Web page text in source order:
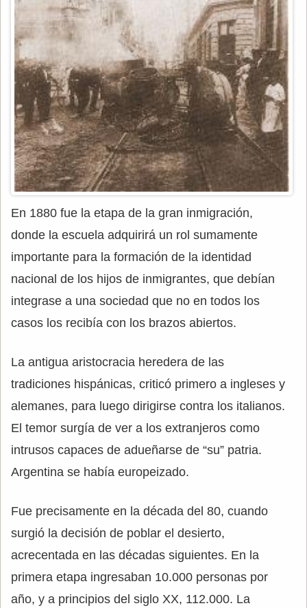
En 1880 fue la etapa de la gran inmigración,
donde la escuela adquirirá un rol sumamente
importante para la formación de la identidad
nacional de los hijos de inmigrantes, que debían
integrase a una sociedad que no en todos los
casos los recibía con los brazos abiertos.
La antigua aristocracia heredera de las
tradiciones hispánicas, criticó primero a ingleses y
alemanes, para luego dirigirse contra los italianos.
El temor surgía de ver a los extranjeros como
intrusos capaces de adueñarse de “su” patria.
Argentina se había europeizado.
Fue precisamente en la década del 80, cuando
surgió la decisión de poblar el desierto,
acrecentada en las décadas siguientes. En la
primera etapa ingresaban 10.000 personas por
año, y a principios del siglo XX, 112.000. La